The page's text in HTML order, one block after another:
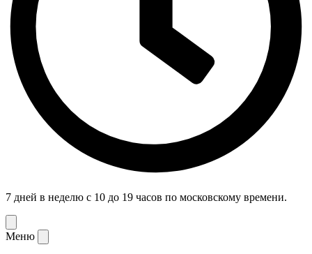
7 дней в неделю с 10 до 19 часов по московскому времени.
Меню